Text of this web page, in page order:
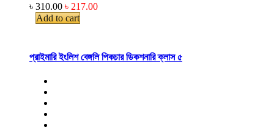
৳ 310.00 ৳ 217.00
Add to cart
প্রাইমারি ইংলিশ বেঙ্গলি পিকচার ডিকশনারি ক্লাস ৫